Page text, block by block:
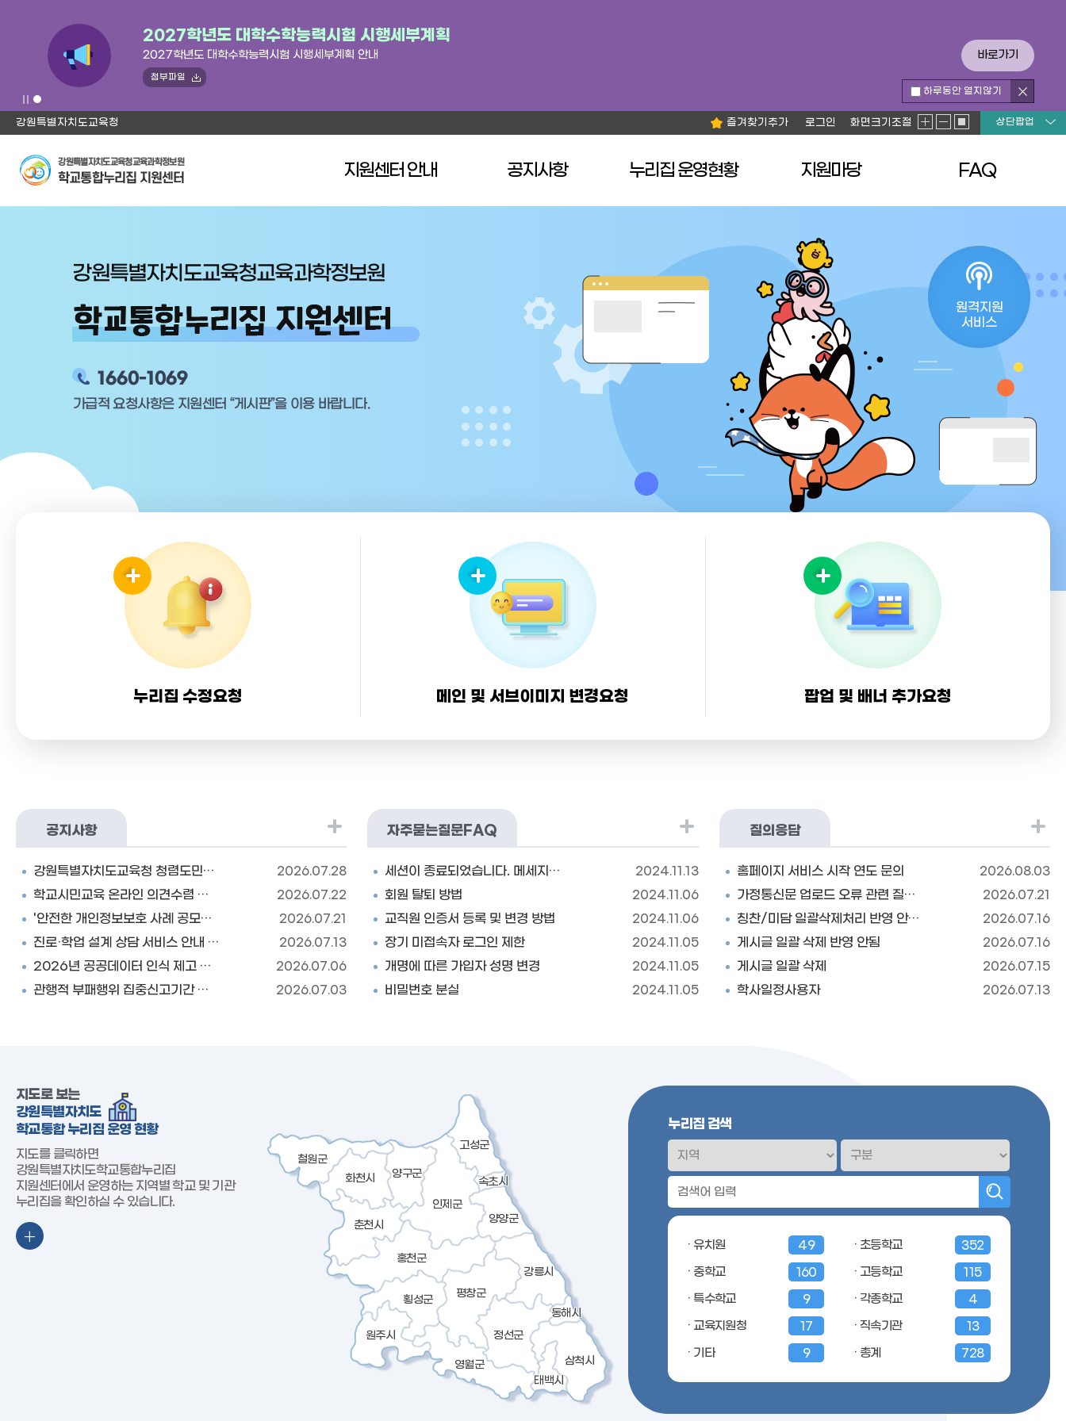
2027학년도 대학수학능력시험 시행세부계획
2027학년도 대학수학능력시험 시행세부계획 안내
첨부파일
바로가기
하루동안 열지않기
강원특별자치도교육청 즐겨찾기추가 화면크기조절
로그인 상단팝업
지원센터 안내 공지사항 누리집 운영현황 지원마당 FAQ
원격지원
서비스
누리집 수정요청 메인 및 서브이미지 변경요청 팝업 및 배너 추가요청
공지사항
강원특별자치도교육청 청렴도민감사관 공개모집 안내 팝업 2026.07.28
학교시민교육 온라인 의견수렴 참여 안내 팝업 2026.07.22
'안전한 개인정보보호 사례 공모전' 안내 팝업 2026.07.21
진로·학업 설계 상담 서비스 안내 팝업 2026.07.13
2026년 공공데이터 인식 제고 및 활용 교육 팝업 2026.07.06
관행적 부패행위 집중신고기간 홍보 팝업 2026.07.03
자주묻는질문FAQ
세션이 종료되었습니다. 메세지가 뜬 경우 처리 방법 2024.11.13
회원 탈퇴 방법 2024.11.06
교직원 인증서 등록 및 변경 방법 2024.11.06
장기 미접속자 로그인 제한 2024.11.05
개명에 따른 가입자 성명 변경 2024.11.05
비밀번호 분실 2024.11.05
질의응답
홈페이지 서비스 시작 연도 문의 2026.08.03
가정통신문 업로드 오류 관련 질의드립니다. 2026.07.21
칭찬/미담 일괄삭제처리 반영 안되는 글에 대한 재문의 2026.07.16
게시글 일괄 삭제 반영 안됨 2026.07.16
게시글 일괄 삭제 2026.07.15
학사일정사용자 2026.07.13
지도로 보는
강원특별자치도
학교통합 누리집 운영 현황
지도를 클릭하면
강원특별자치도학교통합누리집
지원센터에서 운영하는 지역별 학교 및 기관
누리집을 확인하실 수 있습니다.
+
철원군
화천시
양구군
인제군
고성군
속초시
춘천시
홍천군
양양군
횡성군 평창군
강릉시
원주시
영월군
정선군
동해시
태백시
삼척시
누리집 검색
· 유치원 49 · 초등학교
352
· 중학교
160 · 고등학교
115
· 특수학교
9 · 각종학교
4
· 교육지원청
17 · 직속기관
13
· 기타
9 · 총계 728